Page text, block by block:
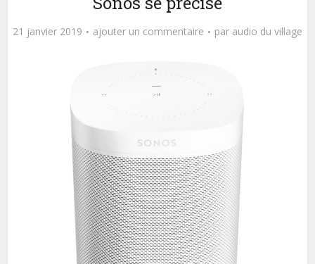
21 janvier 2019 ajouter un commentaire par audio du village